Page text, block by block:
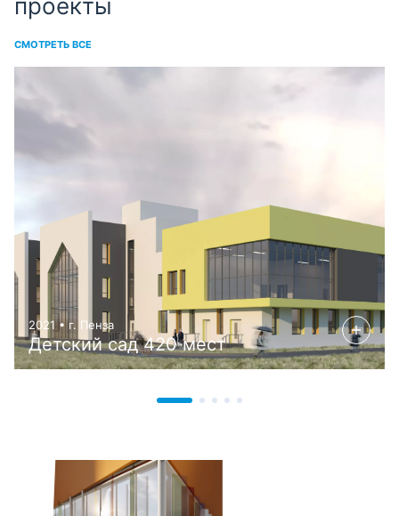
проекты
СМОТРЕТЬ ВСЕ
2021 • г. Пенза
Детский сад 420 мест